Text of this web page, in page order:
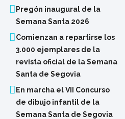
Pregón inaugural de la
Semana Santa 2026
Comienzan a repartirse los
3.000 ejemplares de la
revista oficial de la Semana
Santa de Segovia
En marcha el VII Concurso
de dibujo infantil de la
Semana Santa de Segovia